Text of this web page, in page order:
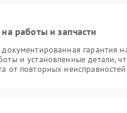
на работы и запчасти
документированная гарантия
и установленные детали,
от повторных неисправностей